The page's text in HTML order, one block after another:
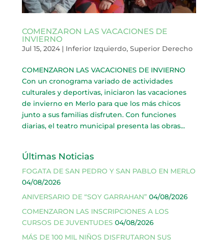
COMENZARON LAS VACACIONES DE
INVIERNO
Jul 15, 2024| Inferior Izquierdo, Superior Derecho
COMENZARON LAS VACACIONES DE INVIERNO
Con un cronograma variado de actividades
culturales y deportivas, iniciaron las vacaciones
de invierno en Merlo para que los más chicos
junto a sus familias disfruten. Con funciones
diarias, el teatro municipal presenta las obras...
Últimas Noticias
FOGATA DE SAN PEDRO Y SAN PABLO EN MERLO
04/08/2026
ANIVERSARIO DE “SOY GARRAHAN” 04/08/2026
COMENZARON LAS INSCRIPCIONES A LOS
CURSOS DE JUVENTUDES 04/08/2026
MÁS DE 100 MIL NIÑOS DISFRUTARON SUS